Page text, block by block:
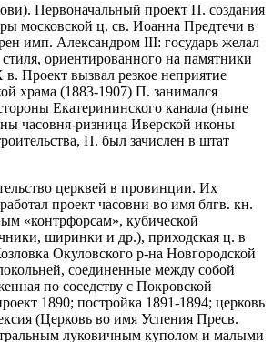
Первоначальный проект П. создания
московской ц. св. Иоанна Предтечи в
имп. Александром III: государь желал
ориентированного на памятники
Проект вызвал резкое неприятие
храма (1883-1907) П. занимался
Екатерининского канала (ныне
часовня-ризница Иверской иконы
П. был зачислен в штат
церквей в провинции. Их
проект часовни во имя блгв. кн.
«контрфорсам», кубической
ширинки и др.), приходская ц. в
Окуловского р-на Новгородской
соединенные между собой
по соседству с Покровской
1890; постройка 1891-1894; церковь
(Церковь во имя Успения Пресв.
луковичным куполом и малыми